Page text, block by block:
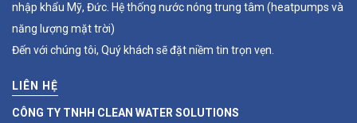
nhập khẩu Mỹ, Đức. Hệ thống nước nóng trung tâm (heatpumps và
năng lượng mặt trời)
Đến với chúng tôi, Quý khách sẽ đặt niềm tin trọn vẹn.
LIÊN HỆ
CÔNG TY TNHH CLEAN WATER SOLUTIONS